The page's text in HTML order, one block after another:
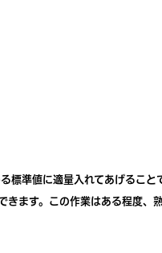
標準値に適量入れてあげること
ます。この作業はある程度、